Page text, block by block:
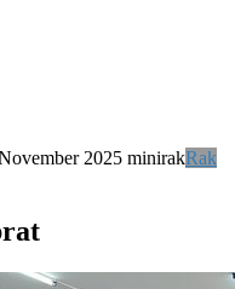
2025 minirakRak